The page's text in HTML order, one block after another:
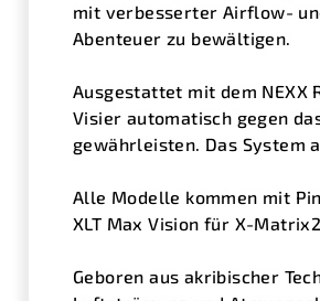
mit verbesserter Airflow-
Abenteuer zu bewältigen.
Ausgestattet mit dem NEXX
Visier automatisch gegen
gewährleisten. Das System
Alle Modelle kommen mit
XLT Max Vision für X-
Geboren aus akribischer